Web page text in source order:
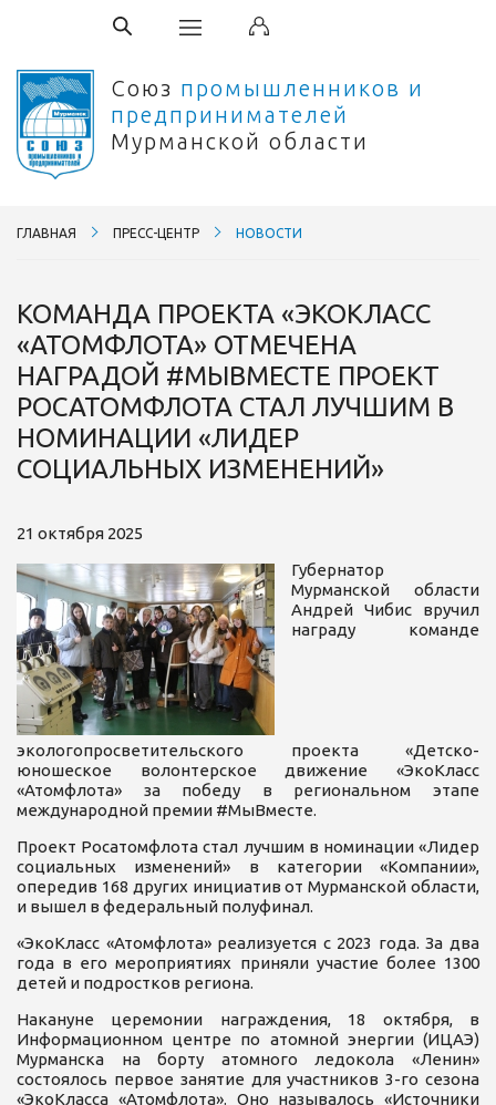
Союз промышленников и
предпринимателей
Мурманской области
ГЛАВНАЯ ПРЕСС-ЦЕНТР НОВОСТИ
КОМАНДА ПРОЕКТА «ЭКОКЛАСС
«АТОМФЛОТА» ОТМЕЧЕНА
НАГРАДОЙ #МЫВМЕСТЕ ПРОЕКТ
РОСАТОМФЛОТА СТАЛ ЛУЧШИМ В
НОМИНАЦИИ «ЛИДЕР
СОЦИАЛЬНЫХ ИЗМЕНЕНИЙ»
21 октября 2025
Губернатор
Мурманской области
Андрей Чибис вручил
награду команде
экологопросветительского проекта «Детско-
юношеское волонтерское движение «ЭкоКласс
«Атомфлота» за победу в региональном этапе
международной премии #МыВместе.
Проект Росатомфлота стал лучшим в номинации «Лидер
социальных изменений» в категории «Компании»,
опередив 168 других инициатив от Мурманской области,
и вышел в федеральный полуфинал.
«ЭкоКласс «Атомфлота» реализуется с 2023 года. За два
года в его мероприятиях приняли участие более 1300
детей и подростков региона.
Накануне церемонии награждения, 18 октября, в
Информационном центре по атомной энергии (ИЦАЭ)
Мурманска на борту атомного ледокола «Ленин»
состоялось первое занятие для участников 3-го сезона
«ЭкоКласса «Атомфлота». Оно называлось «Источники